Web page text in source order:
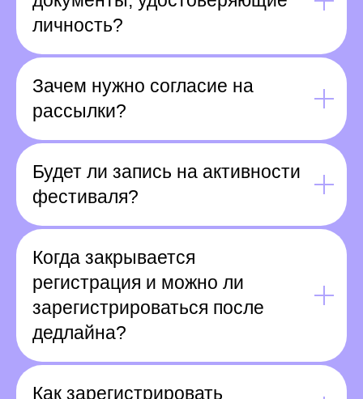
личность?
Зачем нужно согласие на
рассылки?
Будет ли запись на активности
фестиваля?
Когда закрывается
регистрация и можно ли
зарегистрироваться после
дедлайна?
Как зарегистрировать